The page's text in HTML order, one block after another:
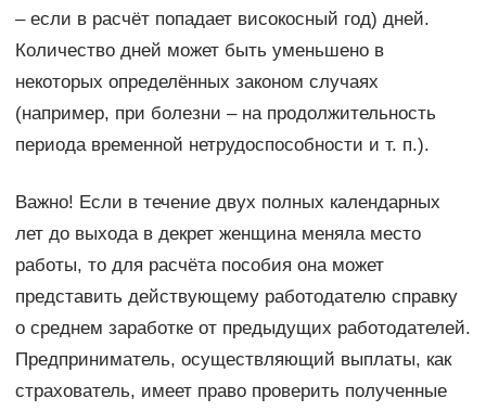
– если в расчёт попадает високосный год) дней.
Количество дней может быть уменьшено в
некоторых определённых законом случаях
(например, при болезни – на продолжительность
периода временной нетрудоспособности и т. п.).
Важно! Если в течение двух полных календарных
лет до выхода в декрет женщина меняла место
работы, то для расчёта пособия она может
представить действующему работодателю справку
о среднем заработке от предыдущих работодателей.
Предприниматель, осуществляющий выплаты, как
страхователь, имеет право проверить полученные